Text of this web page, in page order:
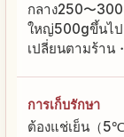
กลาง250〜
ใหญ่500gขึ้นไป
เปลี่ยนตามร้าน
การเก็บรักษา
ต้องแช่เย็น（